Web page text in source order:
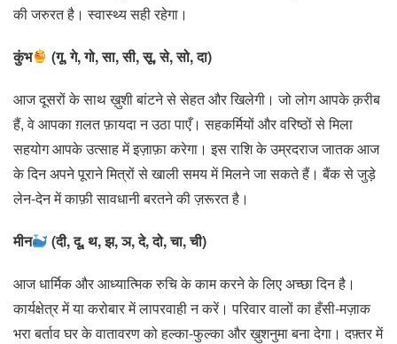
की जरुरत है। स्वास्थ्य सही रहेगा।
कुंभ (गू, गे, गो, सा, सी, सू, से, सो, दा)
आज दूसरों के साथ ख़ुशी बांटने से सेहत और खिलेगी। जो लोग आपके क़रीब
हैं, वे आपका ग़लत फ़ायदा न उठा पाएँ। सहकर्मियों और वरिष्ठों से मिला
सहयोग आपके उत्साह में इज़ाफ़ा करेगा। इस राशि के उम्रदराज जातक आज
के दिन अपने पूराने मित्रों से खाली समय में मिलने जा सकते हैं। बैंक से जुड़े
लेन-देन में काफ़ी सावधानी बरतने की ज़रूरत है।
मीन (दी, दू, थ, झ, ञ, दे, दो, चा, ची)
आज धार्मिक और आध्यात्मिक रुचि के काम करने के लिए अच्छा दिन है।
कार्यक्षेत्र में या करोबार में लापरवाही न करें। परिवार वालों का हँसी-मज़ाक
भरा बर्ताव घर के वातावरण को हल्का-फुल्का और ख़ुशनुमा बना देगा। दफ़्तर में